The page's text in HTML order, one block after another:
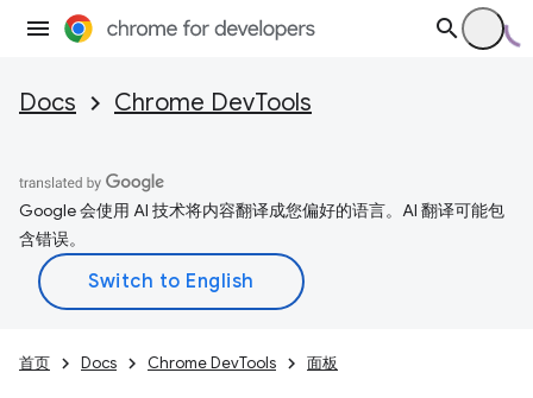
Docs Chrome DevTools
Google 会使用 AI 技术将内容翻译成您偏好的语言。AI 翻译可能包
含错误。
首页 Docs Chrome DevTools 面板